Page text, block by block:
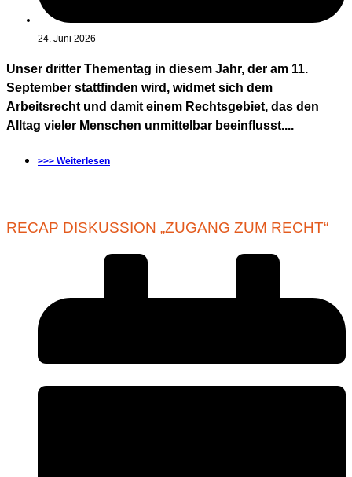
24. Juni 2026
Unser dritter Thementag in diesem Jahr, der am 11.
September stattfinden wird, widmet sich dem
Arbeitsrecht und damit einem Rechtsgebiet, das den
Alltag vieler Menschen unmittelbar beeinflusst....
>>> Weiterlesen
RECAP DISKUSSION „ZUGANG ZUM RECHT“